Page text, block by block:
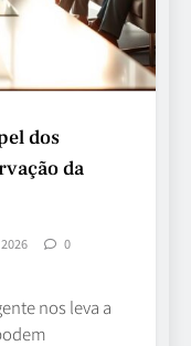
dos
da
0
nos leva a